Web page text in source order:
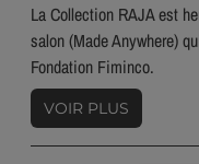
La Collection RAJA est
salon (Made Anywhere)
Fondation Fiminco.
VOIR PLUS